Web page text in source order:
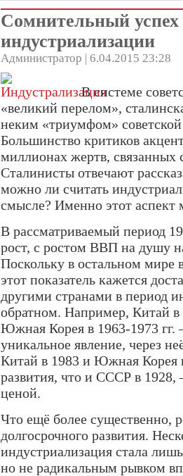
Сомнительный успех
индустриализации
Администратор | 6.04.2015 23:28
В системе
«великий перелом»,
неким «триумфом»
Большинство критиков
миллионах жертв, связанных
Сталинисты отвечают
можно ли считать
смысле? Именно этот аспект
В рассматриваемый период
рост, c ростом ВВП на душу
Поскольку в остальном мире
этот показатель кажется
другими странами в период
обратном. Например, Китай в
Южная Корея в 1963-1973 гг.
уникальное явление, через
Китай в 1983 и Южная Корея
развития, что и СССР в
ценой.
Что ещё более существенно,
долгосрочного развития.
индустриализация стала
но не радикальным рывком